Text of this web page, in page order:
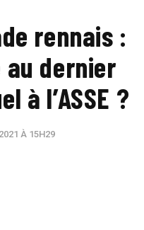
rennais :
au dernier
à l’ASSE ?
À 15H29